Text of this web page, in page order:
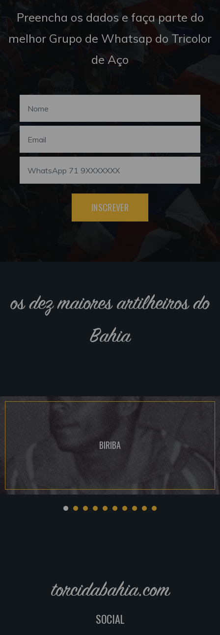
Preencha os dados e faça parte do
melhor Grupo de Whatsap do Tricolor
de Aço
INSCREVER
os dez maiores artilheiros do
Bahia
BIRIBA
torcidabahia.com
SOCIAL